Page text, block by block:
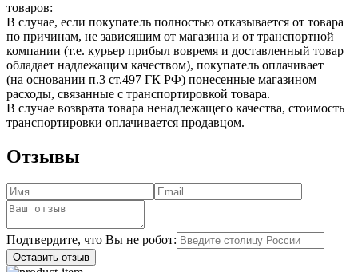
товаров:
В случае, если покупатель полностью отказывается от товара
по причинам, не зависящим от магазина и от транспортной
компании (т.е. курьер прибыл вовремя и доставленный товар
обладает надлежащим качеством), покупатель оплачивает
(на основании п.3 ст.497 ГК РФ) понесенные магазином
расходы, связанные с транспортировкой товара.
В случае возврата товара ненадлежащего качества, стоимость
транспортировки оплачивается продавцом.
Отзывы
Подтвердите, что Вы не робот:
Оставить отзыв